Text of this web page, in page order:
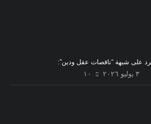
على شبهة “ناقصات عقل ودين”:
٣ يوليو ٢٠٢٦ ١٠